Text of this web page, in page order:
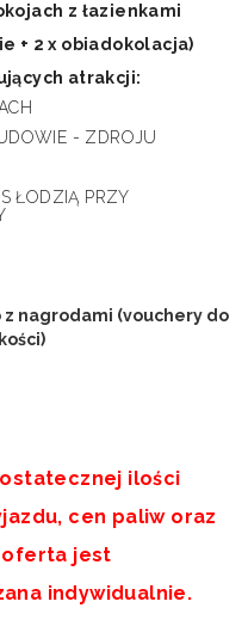
z łazienkami
+ 2 x obiadokolacja)
atrakcji:
- ZDROJU
PRZY
nagrodami (vouchery do
ilości
cen paliw oraz
oferta jest
indywidualnie.